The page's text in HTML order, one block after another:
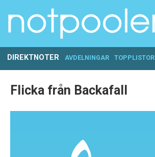
DIREKTNOTER AVDELNINGAR TOPPLISTOR
Flicka från Backafall